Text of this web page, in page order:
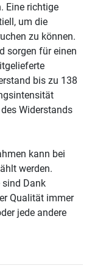
Eine richtige
um die
zu können.
sorgen für einen
bis zu 138
Widerstands
kann bei
werden.
sind Dank
Qualität immer
jede andere